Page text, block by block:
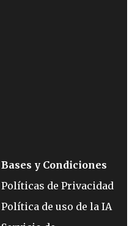
Bases y Condiciones
Políticas de Privacidad
Política de uso de la IA